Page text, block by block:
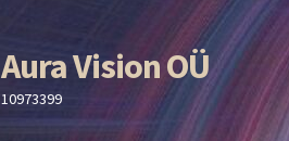
Liigu
navigeerimisele
Liigu
sisu
juurde
Aura Vision OÜ
10973399